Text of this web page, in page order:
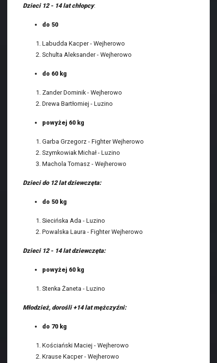
Dzieci 12 - 14 lat chłopcy:
do 50
Labudda Kacper - Wejherowo
Schulta Aleksander - Wejherowo
do 60 kg
Zander Dominik - Wejherowo
Drewa Bartłomiej - Luzino
powyżej 60 kg
Garba Grzegorz - Fighter Wejherowo
Szymkowiak Michał - Luzino
Machola Tomasz - Wejherowo
Dzieci do 12 lat dziewczęta:
do 50 kg
Siecińska Ada - Luzino
Powalska Laura - Fighter Wejherowo
Dzieci 12 - 14 lat dziewczęta:
powyżej 60 kg
Stenka Żaneta - Luzino
Młodzież, dorośli +14 lat mężczyźni:
do 70 kg
Kościański Maciej - Wejherowo
Krause Kacper - Wejherowo